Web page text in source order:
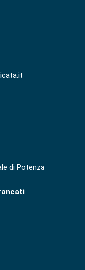
di Potenza